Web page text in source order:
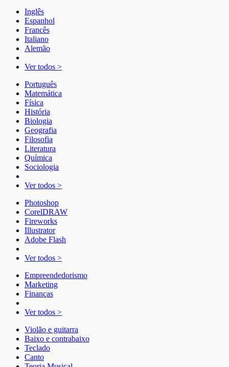
Inglês
Espanhol
Francês
Italiano
Alemão
Ver todos >
Português
Matemática
Física
História
Biologia
Geografia
Filosofia
Literatura
Química
Sociologia
Ver todos >
Photoshop
CorelDRAW
Fireworks
Illustrator
Adobe Flash
Ver todos >
Empreendedorismo
Marketing
Finanças
Ver todos >
Violão e guitarra
Baixo e contrabaixo
Teclado
Canto